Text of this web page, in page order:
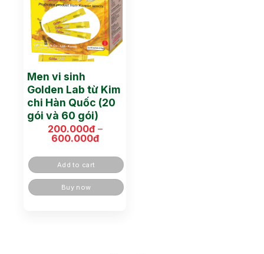
Men vi sinh
Golden Lab từ Kim
chi Hàn Quốc (20
gói và 60 gói)
200.000đ –
600.000đKhoảng
từ
200.000đ
đến
600.000đ
Add to cart
Buy now